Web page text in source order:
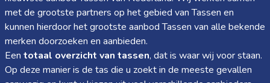
met de grootste partners op het gebied van Tassen en
kunnen hierdoor het grootste aanbod Tassen van alle bekende
merken doorzoeken en aanbieden.
Een totaal overzicht van tassen, dat is waar wij voor staan.
Op deze manier is de tas die u zoekt in de meeste gevallen